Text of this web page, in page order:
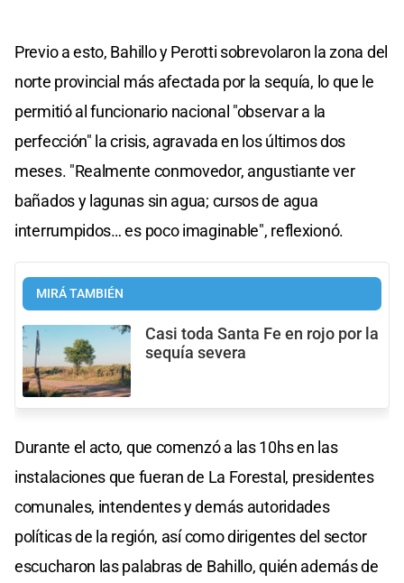
Previo a esto, Bahillo y Perotti sobrevolaron la zona del
norte provincial más afectada por la sequía, lo que le
permitió al funcionario nacional "observar a la
perfección" la crisis, agravada en los últimos dos
meses. "Realmente conmovedor, angustiante ver
bañados y lagunas sin agua; cursos de agua
interrumpidos… es poco imaginable", reflexionó.
MIRÁ TAMBIÉN
Casi toda Santa Fe en rojo por la
sequía severa
Durante el acto, que comenzó a las 10hs en las
instalaciones que fueran de La Forestal, presidentes
comunales, intendentes y demás autoridades
políticas de la región, así como dirigentes del sector
escucharon las palabras de Bahillo, quién además de